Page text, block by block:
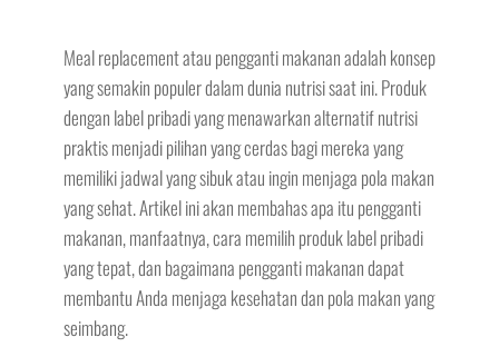
Meal replacement atau pengganti makanan adalah konsep
yang semakin populer dalam dunia nutrisi saat ini. Produk
dengan label pribadi yang menawarkan alternatif nutrisi
praktis menjadi pilihan yang cerdas bagi mereka yang
memiliki jadwal yang sibuk atau ingin menjaga pola makan
yang sehat. Artikel ini akan membahas apa itu pengganti
makanan, manfaatnya, cara memilih produk label pribadi
yang tepat, dan bagaimana pengganti makanan dapat
membantu Anda menjaga kesehatan dan pola makan yang
seimbang.